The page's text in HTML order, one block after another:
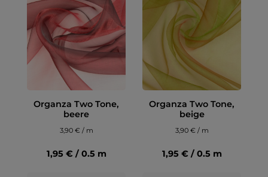
Organza Two Tone,
beere
3,90 € / m
1,95 € / 0.5 m
Organza Two Tone,
beige
3,90 € / m
1,95 € / 0.5 m